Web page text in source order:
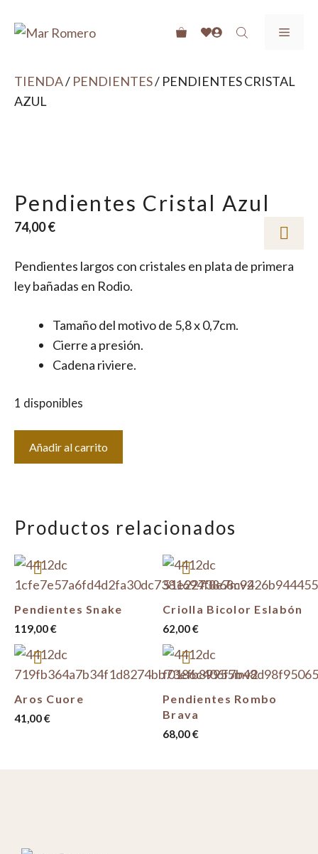
PRIMERA COMPRA
RECOGIDA GRATIS EN TIENDA
TIENDA/ PENDIENTES/ PENDIENTES CRISTAL
AZUL
Pendientes Cristal Azul
74,00€
Pendientes largos con cristales en plata de primera
ley bañadas en Rodio.
Tamaño del motivo de 5,8 x 0,7cm.
Cierre a presión.
Cadena riviere.
1 disponibles
Añadir al carrito
Productos relacionados
Pendientes Snake
119,00€
Criolla Bicolor Eslabón
62,00€
Aros Cuore
41,00€
Pendientes Rombo
Brava
68,00€